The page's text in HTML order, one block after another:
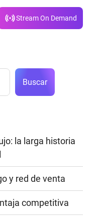
Stream On Demand
Buscar
la larga historia
y red de venta
competitiva